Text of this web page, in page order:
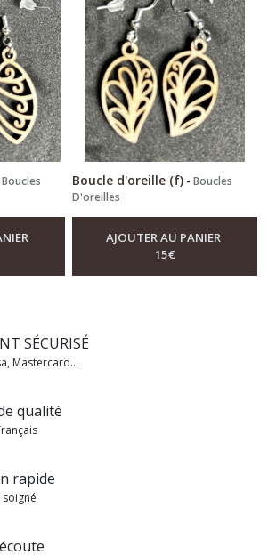
Boucles
Boucle d'oreille (f) -Boucles
D'oreilles
AJOUTER AU PANIER
15€
SÉCURISÉ
Mastercard...
qualité
rapide
soigné